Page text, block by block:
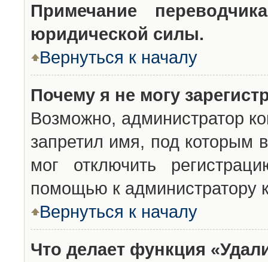
Примечание
юридической силы.
Вернуться к началу
Почему я не могу
Возможно, администратор
запретил имя, под которым
мог отключить
помощью к администратору
Вернуться к началу
Что делает функция